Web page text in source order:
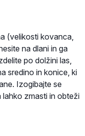
(velikosti kovanca,
na dlani in ga
po dolžini las,
sredino in konice, ki
Izogibajte se
lahko zmasti in obteži